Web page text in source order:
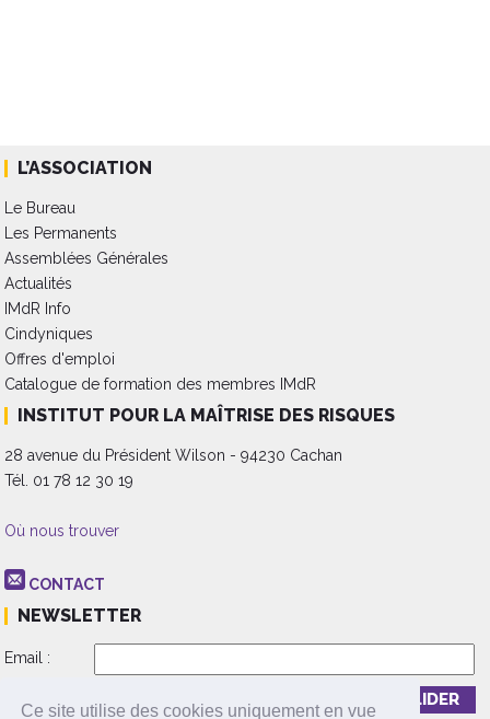
Ce site utilise des cookies uniquement en vue
L’ASSOCIATION
Le Bureau
Les Permanents
Assemblées Générales
Actualités
IMdR Info
Cindyniques
Offres d'emploi
Catalogue de formation des membres IMdR
INSTITUT POUR LA MAÎTRISE DES RISQUES
28 avenue du Président Wilson - 94230 Cachan
Tél. 01 78 12 30 19
Où nous trouver
CONTACT
NEWSLETTER
Email :